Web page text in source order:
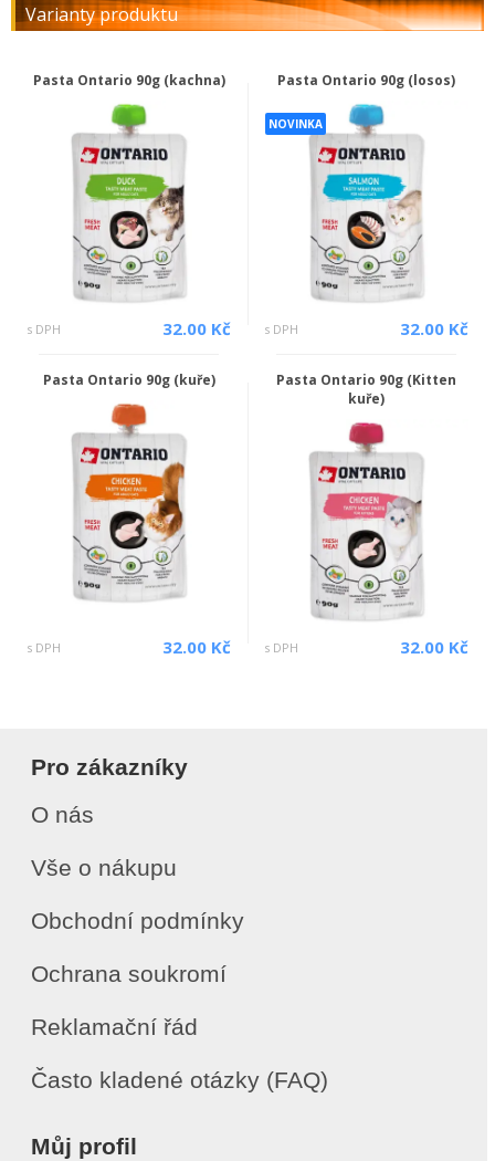
Varianty produktu
Pasta Ontario 90g (kachna)
s DPH 32.00 Kč
Pasta Ontario 90g (losos)
NOVINKA
s DPH 32.00 Kč
Pasta Ontario 90g (kuře)
s DPH 32.00 Kč
Pasta Ontario 90g (Kitten
kuře)
s DPH 32.00 Kč
Pro zákazníky
O nás
Vše o nákupu
Obchodní podmínky
Ochrana soukromí
Reklamační řád
Často kladené otázky (FAQ)
Můj profil